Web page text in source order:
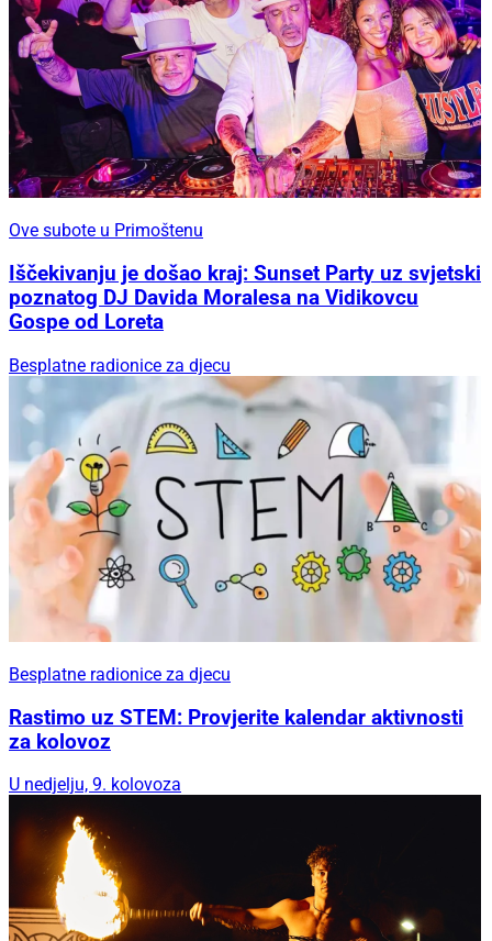
Ove subote u Primoštenu
Iščekivanju je došao kraj: Sunset Party uz svjetski
poznatog DJ Davida Moralesa na Vidikovcu
Gospe od Loreta
Besplatne radionice za djecu
Besplatne radionice za djecu
Rastimo uz STEM: Provjerite kalendar aktivnosti
za kolovoz
U nedjelju, 9. kolovoza